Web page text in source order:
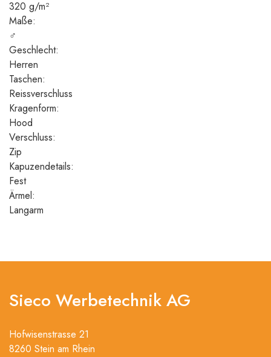
320 g/m²
Maße:
♂
Geschlecht:
Herren
Taschen:
Reissverschluss
Kragenform:
Hood
Verschluss:
Zip
Kapuzendetails:
Fest
Ärmel:
Langarm
Sieco Werbetechnik AG
Hofwisenstrasse 21
8260 Stein am Rhein